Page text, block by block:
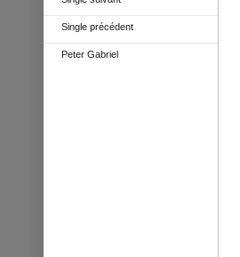
Single précédent
Peter Gabriel